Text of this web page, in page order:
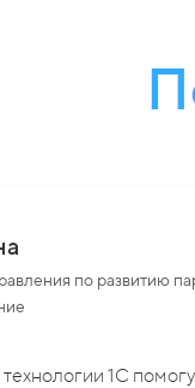
по развитию
1С